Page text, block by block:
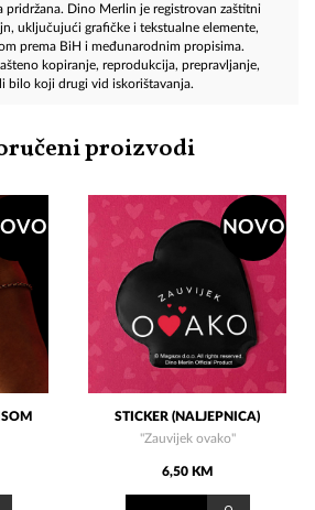
pridržana. Dino Merlin je registrovan zaštitni
uključujući grafičke i tekstualne elemente,
prema BiH i međunarodnim propisima.
kopiranje, reprodukcija, prepravljanje,
bilo koji drugi vid iskorištavanja.
proizvodi
NOVO
STICKER (NALJEPNICA)
"Zauvijek ovako"
6,50 KM